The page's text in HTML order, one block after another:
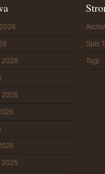
2026
2026
2025
Spis
Tagi